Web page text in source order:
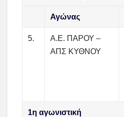
Αγώνας
5.
Α.Ε. ΠΑΡΟΥ –
ΑΠΣ ΚΥΘΝΟΥ
1η αγωνιστική